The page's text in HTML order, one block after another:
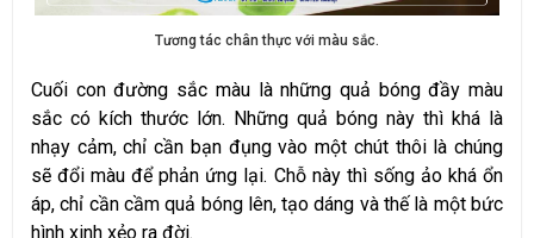
Tương tác chân thực với màu sắc.
Cuối con đường sắc màu là những quả bóng đầy màu
sắc có kích thước lớn. Những quả bóng này thì khá là
nhạy cảm, chỉ cần bạn đụng vào một chút thôi là chúng
sẽ đổi màu để phản ứng lại. Chỗ này thì sống ảo khá ổn
áp, chỉ cần cầm quả bóng lên, tạo dáng và thế là một bức
hình xinh xẻo ra đời.